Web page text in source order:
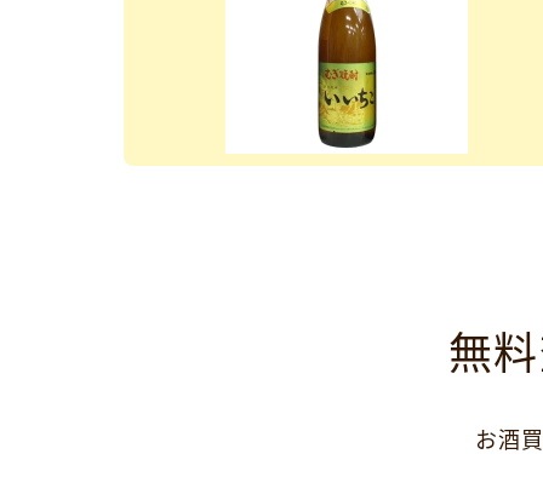
無
お酒